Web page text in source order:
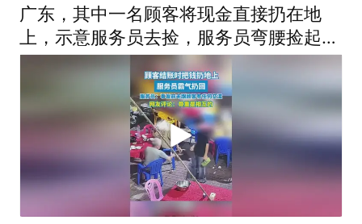
广东，其中一名顾客将现金直接扔在地
上，示意服务员去捡，服务员弯腰捡起后
霸气回应